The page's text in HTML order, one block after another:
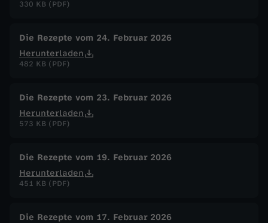
330 KB (PDF)
Die Rezepte vom 24. Februar 2026
Herunterladen
482 KB (PDF)
Die Rezepte vom 23. Februar 2026
Herunterladen
573 KB (PDF)
Die Rezepte vom 19. Februar 2026
Herunterladen
451 KB (PDF)
Die Rezepte vom 17. Februar 2026